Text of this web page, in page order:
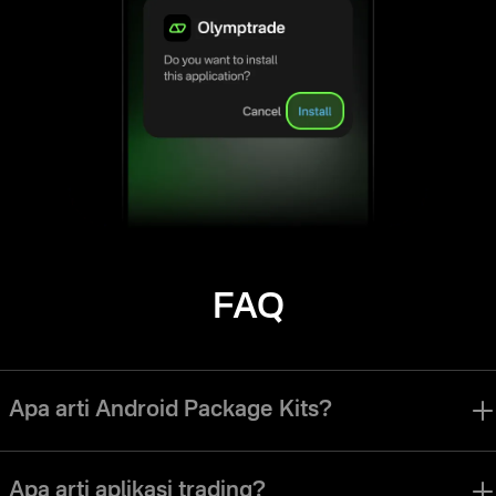
FAQ
Apa arti Android Package Kits?
perangkat lunak yang kompatibel dengan Android sehingga Anda bisa
Apa arti aplikasi trading?